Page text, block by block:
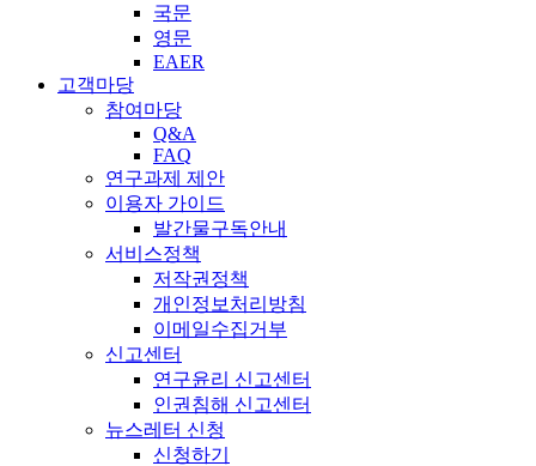
국문
영문
EAER
고객마당
참여마당
Q&A
FAQ
연구과제 제안
이용자 가이드
발간물구독안내
서비스정책
저작권정책
개인정보처리방침
이메일수집거부
신고센터
연구윤리 신고센터
인권침해 신고센터
뉴스레터 신청
신청하기